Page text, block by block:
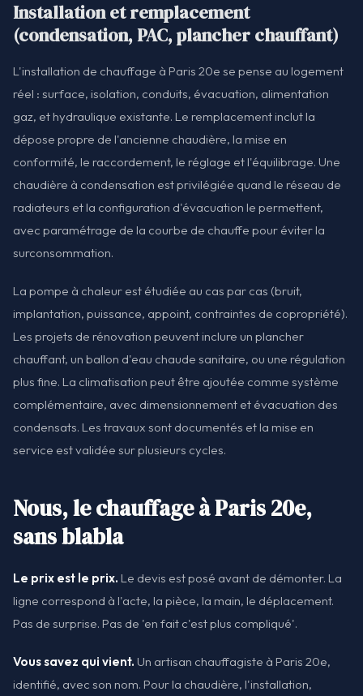
Installation et remplacement
(condensation, PAC, plancher chauffant)
L'installation de chauffage à Paris 20e se pense au logement
réel : surface, isolation, conduits, évacuation, alimentation
gaz, et hydraulique existante. Le remplacement inclut la
dépose propre de l'ancienne chaudière, la mise en
conformité, le raccordement, le réglage et l'équilibrage. Une
chaudière à condensation est privilégiée quand le réseau de
radiateurs et la configuration d'évacuation le permettent,
avec paramétrage de la courbe de chauffe pour éviter la
surconsommation.
La pompe à chaleur est étudiée au cas par cas (bruit,
implantation, puissance, appoint, contraintes de copropriété).
Les projets de rénovation peuvent inclure un plancher
chauffant, un ballon d'eau chaude sanitaire, ou une régulation
plus fine. La climatisation peut être ajoutée comme système
complémentaire, avec dimensionnement et évacuation des
condensats. Les travaux sont documentés et la mise en
service est validée sur plusieurs cycles.
Nous, le chauffage à Paris 20e,
sans blabla
Le prix est le prix. Le devis est posé avant de démonter. La
ligne correspond à l'acte, la pièce, la main, le déplacement.
Pas de surprise. Pas de 'en fait c'est plus compliqué'.
Vous savez qui vient. Un artisan chauffagiste à Paris 20e,
identifié, avec son nom. Pour la chaudière, l'installation,